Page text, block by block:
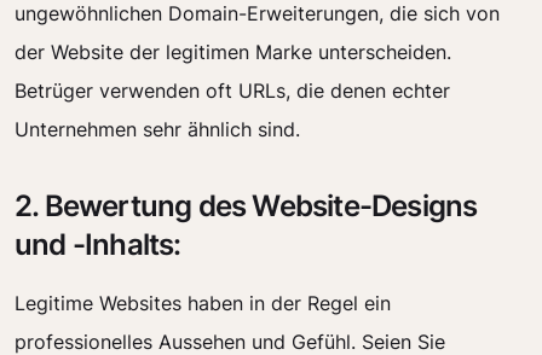
ungewöhnlichen Domain-Erweiterungen, die sich von
der Website der legitimen Marke unterscheiden.
Betrüger verwenden oft URLs, die denen echter
Unternehmen sehr ähnlich sind.
2. Bewertung des Website-Designs
und -Inhalts:
Legitime Websites haben in der Regel ein
professionelles Aussehen und Gefühl. Seien Sie